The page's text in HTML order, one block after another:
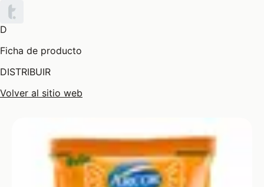
D
Ficha de producto
DISTRIBUIR
Volver al sitio web